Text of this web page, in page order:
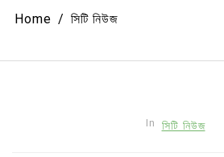
Home সিটি নিউজ
In সিটি নিউজ